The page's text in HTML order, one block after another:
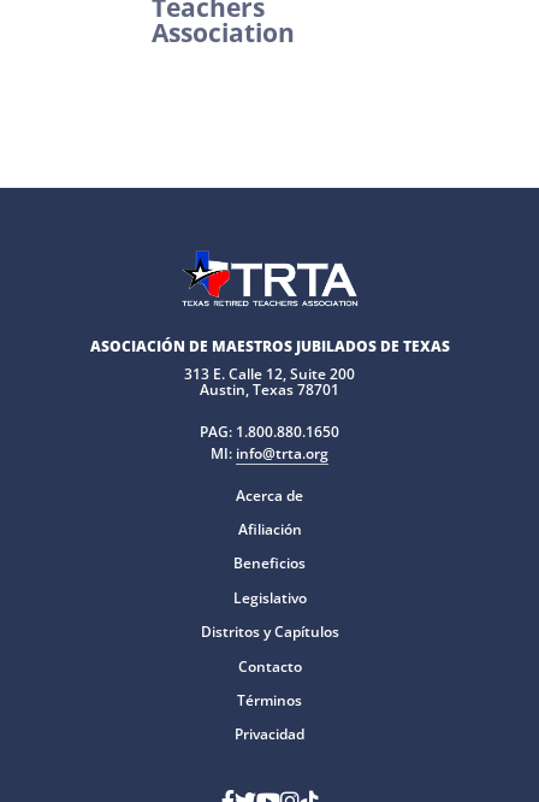
Teachers
Association
ASOCIACIÓN DE MAESTROS JUBILADOS DE TEXAS
313 E. Calle 12, Suite 200
Austin, Texas 78701
PAG: 1.800.880.1650
MI: info@trta.org
Acerca de
Afiliación
Beneficios
Legislativo
Distritos y Capítulos
Contacto
Términos
Privacidad